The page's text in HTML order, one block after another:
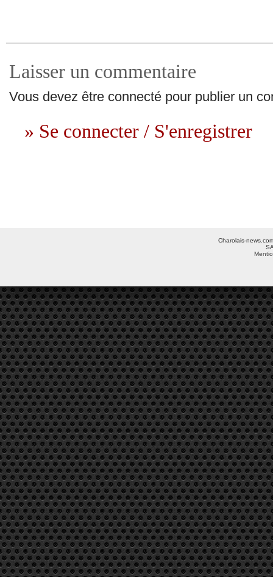
Laisser un commentaire
Vous devez être connecté pour publier un
» Se connecter / S'enregistrer
Charolais-